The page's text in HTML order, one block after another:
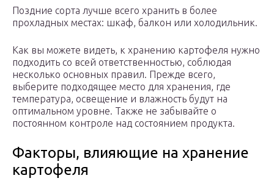
Поздние сорта лучше всего хранить в более
прохладных местах: шкаф, балкон или холодильник.
Как вы можете видеть, к хранению картофеля нужно
подходить со всей ответственностью, соблюдая
несколько основных правил. Прежде всего,
выберите подходящее место для хранения, где
температура, освещение и влажность будут на
оптимальном уровне. Также не забывайте о
постоянном контроле над состоянием продукта.
Факторы, влияющие на хранение
картофеля